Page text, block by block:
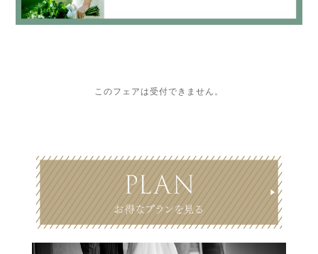
このフェアは受付できません。